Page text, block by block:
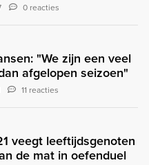
0 reacties
"We zijn een veel
afgelopen seizoen"
11 reacties
veegt leeftijdsgenoten
de mat in oefenduel